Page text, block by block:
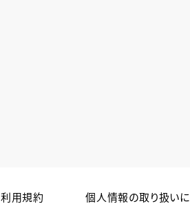
利用規約 個人情報の取り扱い